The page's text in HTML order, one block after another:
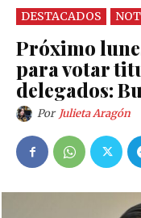
DESTACADOS
Próximo
para votar
delegados:
Por Julieta Aragón